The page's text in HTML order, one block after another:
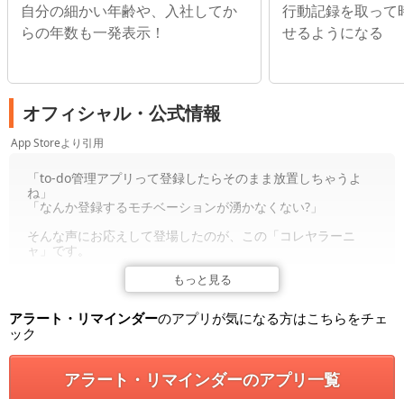
自分の細かい年齢や、入社してか
らの年数も一発表示！
行動記録を取って
せるようになる
オフィシャル・公式情報
App Storeより引用
もっと見る
「to-do管理アプリって登録したらそのまま放置しちゃうよ
ね」
「なんか登録するモチベーションが湧かなくない?」
そんな声にお応えして登場したのが、この「コレヤラーニ
ャ」です。
かわいい猫ちゃんたちがあなたのto-doをしっかり管理。
特定時間になると、おなかをすかせてto-doを確認することを
思い出させてくれます。
今日からあなたも「コレヤラーニャ」で“あ、忘れてた!”を減
らしましょう。
【特徴】
アラート・リマインダーのアプリが気になる方はこちらをチェ
ック
アラート・リマインダーのアプリ一覧